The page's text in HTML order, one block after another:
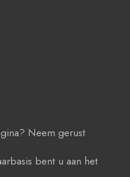
Neem gerust
bent u aan het